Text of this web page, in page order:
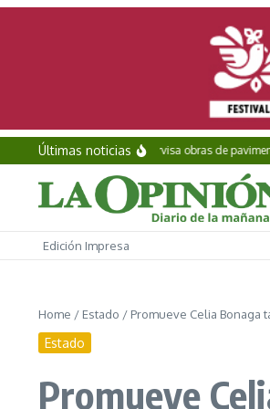
Saltar al contenido
Últimas noticias
Pepe Chedraui supervisa obras de
Edición Impresa
Home / Estado / Promueve Celia Bonaga
Estado
Promueve